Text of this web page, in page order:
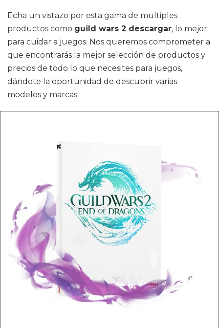
Echa un vistazo por esta gama de multiples
productos como guild wars 2 descargar, lo mejor
para cuidar a juegos. Nos queremos comprometer a
que encontrarás la mejor selección de productos y
precios de todo lo que necesites para juegos,
dándote la oportunidad de descubrir varias
modelos y marcas.